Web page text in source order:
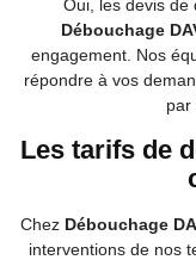
Oui, les devis de
Débouchage
engagement. Nos
répondre à vos
par
Les tarifs de
Chez Débouchage
interventions de nos